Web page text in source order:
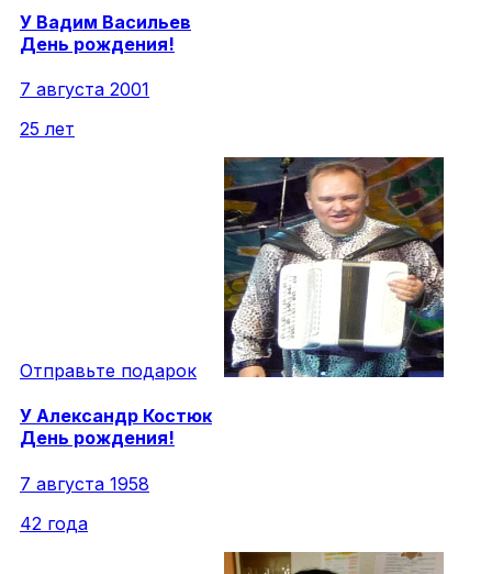
У Вадим Васильев
День рождения!
7 августа 2001
25 лет
Отправьте подарок
У Александр Костюк
День рождения!
7 августа 1958
42 года